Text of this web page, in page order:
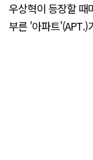
우상혁이 등장할 때
부른 '아파트'(APT.)